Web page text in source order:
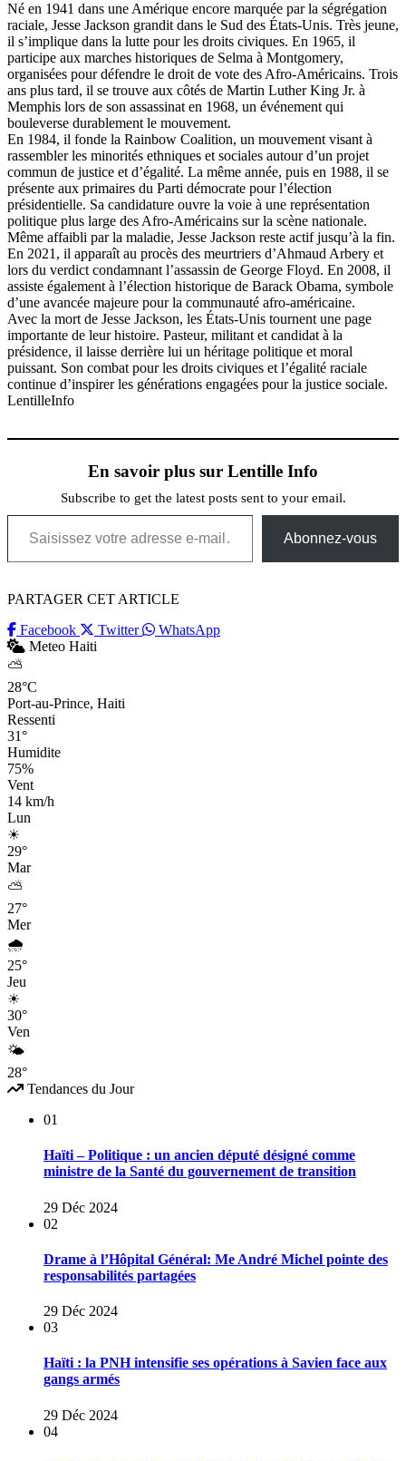
Né en 1941 dans une Amérique encore marquée par la ségrégation
raciale, Jesse Jackson grandit dans le Sud des États-Unis. Très jeune,
il s’implique dans la lutte pour les droits civiques. En 1965, il
participe aux marches historiques de Selma à Montgomery,
organisées pour défendre le droit de vote des Afro-Américains. Trois
ans plus tard, il se trouve aux côtés de Martin Luther King Jr. à
Memphis lors de son assassinat en 1968, un événement qui
bouleverse durablement le mouvement.
En 1984, il fonde la Rainbow Coalition, un mouvement visant à
rassembler les minorités ethniques et sociales autour d’un projet
commun de justice et d’égalité. La même année, puis en 1988, il se
présente aux primaires du Parti démocrate pour l’élection
présidentielle. Sa candidature ouvre la voie à une représentation
politique plus large des Afro-Américains sur la scène nationale.
Même affaibli par la maladie, Jesse Jackson reste actif jusqu’à la fin.
En 2021, il apparaît au procès des meurtriers d’Ahmaud Arbery et
lors du verdict condamnant l’assassin de George Floyd. En 2008, il
assiste également à l’élection historique de Barack Obama, symbole
d’une avancée majeure pour la communauté afro-américaine.
Avec la mort de Jesse Jackson, les États-Unis tournent une page
importante de leur histoire. Pasteur, militant et candidat à la
présidence, il laisse derrière lui un héritage politique et moral
puissant. Son combat pour les droits civiques et l’égalité raciale
continue d’inspirer les générations engagées pour la justice sociale.
LentilleInfo
En savoir plus sur Lentille Info
Subscribe to get the latest posts sent to your email.
Saisissez votre adresse e-mail…
Abonnez-vous
PARTAGER CET ARTICLE
Facebook
Twitter
WhatsApp
Meteo Haiti
⛅
28°C
Port-au-Prince, Haiti
Ressenti
31°
Humidite
75%
Vent
14 km/h
Lun
☀
29°
Mar
⛅
27°
Mer
🌧
25°
Jeu
☀
30°
Ven
🌤
28°
Tendances du Jour
01
Haïti – Politique : un ancien député désigné comme
ministre de la Santé du gouvernement de transition
29 Déc 2024
02
Drame à l’Hôpital Général: Me André Michel pointe des
responsabilités partagées
29 Déc 2024
03
Haïti : la PNH intensifie ses opérations à Savien face aux
gangs armés
29 Déc 2024
04